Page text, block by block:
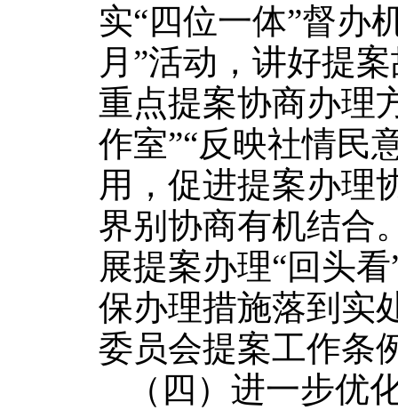
实“四位一体”督办
月”活动，讲好提
重点提案协商办理
作室”“反映社情民
用，促进提案办理
界别协商有机结合
展提案办理“回头
保办理措施落到实
委员会提案工作条
（四）进一步优